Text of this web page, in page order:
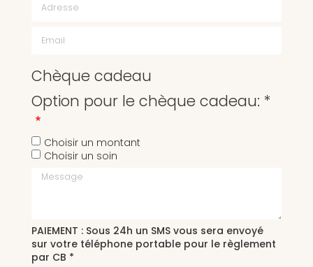
Chèque cadeau
Option pour le chèque cadeau: *
Choisir un montant
Choisir un soin
Message
PAIEMENT : Sous 24h un SMS vous sera envoyé
sur votre téléphone portable pour le règlement
par CB *